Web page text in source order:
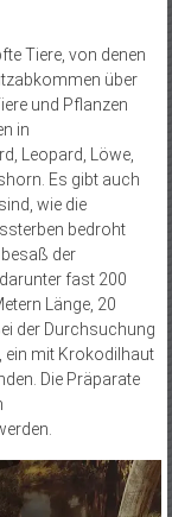
Tiere, von denen
über
und Pflanzen
in
Leopard, Löwe,
Es gibt auch
wie die
bedroht
der
fast 200
Länge, 20
der Durchsuchung
ein mit Krokodilhaut
Die Präparate